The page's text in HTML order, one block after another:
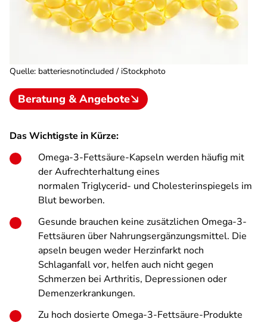
Quelle: batteriesnotincluded / iStockphoto
Beratung & Angebote
Das Wichtigste in Kürze:
Omega-3-Fettsäure-Kapseln werden häufig mit
der Aufrechterhaltung eines
normalen Triglycerid- und Cholesterinspiegels im
Blut beworben.
Gesunde brauchen keine zusätzlichen Omega-3-
Fettsäuren über Nahrungs­ergänzungsmittel. Die
apseln beugen weder Herzinfarkt noch
Schlaganfall vor, helfen auch nicht gegen
Schmerzen bei Arthritis, Depressionen oder
Demenzerkrankungen.
Zu hoch dosierte Omega-3-Fettsäure-Produkte